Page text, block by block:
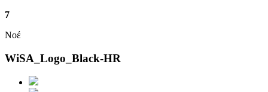
7
Νοέ
WiSA_Logo_Black-HR